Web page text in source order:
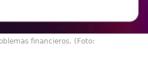
financieros. (Foto: